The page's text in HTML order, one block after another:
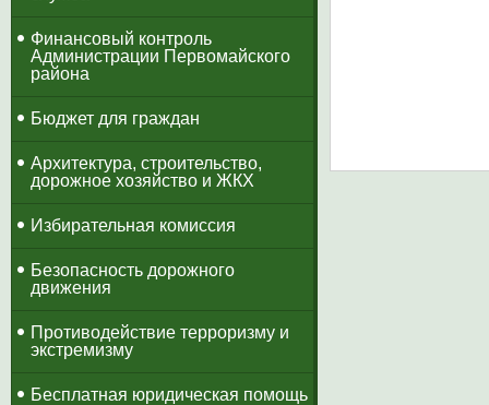
​Финансовый контроль
Администрации Первомайского
района
Бюджет для граждан
Архитектура, строительство,
дорожное хозяйство и ЖКХ
Избирательная комиссия
Безопасность дорожного
движения
Противодействие терроризму и
экстремизму
Бесплатная юридическая помощь